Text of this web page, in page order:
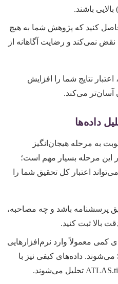
کنید که پژوهش شما به هیچ
نمی‌کند و رضایت آگاهانه از
نتایج شما را افزایش
آسان‌تر می‌کند.
داده‌ها
به مرحله هیجان‌انگیز
مرحله بسیار مهم است؛
اعتبار کل تحقیق شما را
پرسشنامه باشد و چه مصاحبه،
بالا ثبت کنید.
کمی معمولاً وارد نرم‌افزارهایی
مانند SPSS, R, Stata, EViews می‌شوند. داده‌های کیفی نیز با